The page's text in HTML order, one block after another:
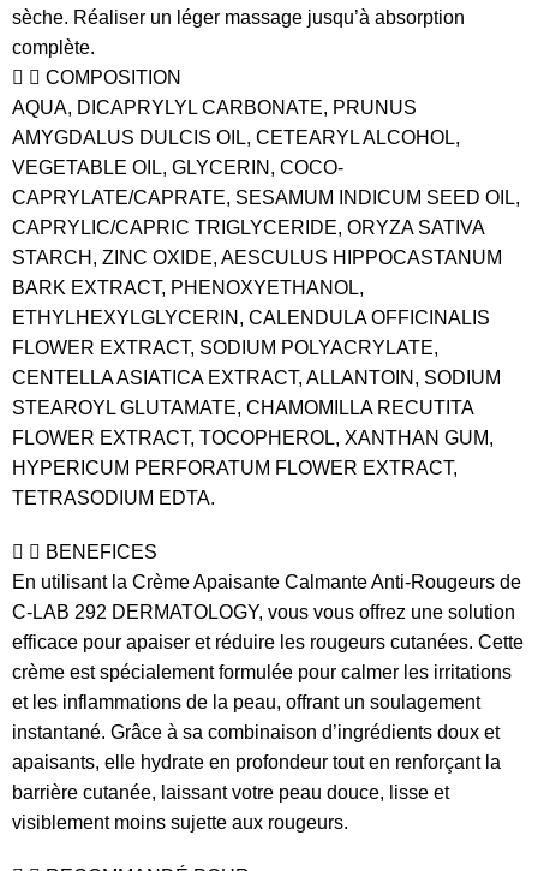
sèche. Réaliser un léger massage jusqu’à absorption
complète.
COMPOSITION
AQUA, DICAPRYLYL CARBONATE, PRUNUS
AMYGDALUS DULCIS OIL, CETEARYL ALCOHOL,
VEGETABLE OIL, GLYCERIN, COCO-
CAPRYLATE/CAPRATE, SESAMUM INDICUM SEED OIL,
CAPRYLIC/CAPRIC TRIGLYCERIDE, ORYZA SATIVA
STARCH, ZINC OXIDE, AESCULUS HIPPOCASTANUM
BARK EXTRACT, PHENOXYETHANOL,
ETHYLHEXYLGLYCERIN, CALENDULA OFFICINALIS
FLOWER EXTRACT, SODIUM POLYACRYLATE,
CENTELLA ASIATICA EXTRACT, ALLANTOIN, SODIUM
STEAROYL GLUTAMATE, CHAMOMILLA RECUTITA
FLOWER EXTRACT, TOCOPHEROL, XANTHAN GUM,
HYPERICUM PERFORATUM FLOWER EXTRACT,
TETRASODIUM EDTA.
BENEFICES
En utilisant la Crème Apaisante Calmante Anti-Rougeurs de
C-LAB 292 DERMATOLOGY, vous vous offrez une solution
efficace pour apaiser et réduire les rougeurs cutanées. Cette
crème est spécialement formulée pour calmer les irritations
et les inflammations de la peau, offrant un soulagement
instantané. Grâce à sa combinaison d’ingrédients doux et
apaisants, elle hydrate en profondeur tout en renforçant la
barrière cutanée, laissant votre peau douce, lisse et
visiblement moins sujette aux rougeurs.